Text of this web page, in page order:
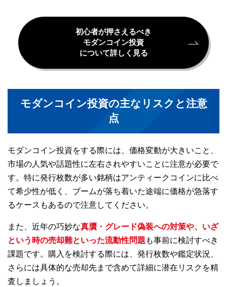
初心者が押さえるべき
モダンコイン投資
について詳しく見る
モダンコイン投資の主なリスクと注意
点
モダンコイン投資をする際には、価格変動が大きいこと、
市場の人気や話題性に左右されやすいことに注意が必要で
す。特に発行枚数が多い銘柄はアンティークコインに比べ
て希少性が低く、ブームが落ち着いた途端に価格が急落す
るケースもあるので注意してください。
また、近年の巧妙な真贋・グレード偽装への対策や、いざ
という時の売却難といった流動性問題 も事前に検討すべき
課題です。購入を検討する際には、発行枚数や鑑定状況、
さらには具体的な売却先まで含めて詳細に潜在リスクを精
査しましょう。